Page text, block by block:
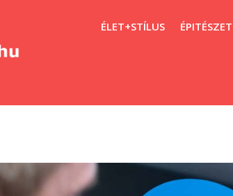
ÉLET+STÍLUS ÉPITÉSZET